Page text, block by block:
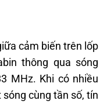
cảm biến trên lốp
thông qua sóng
MHz. Khi có nhiều
cùng tần số, tín